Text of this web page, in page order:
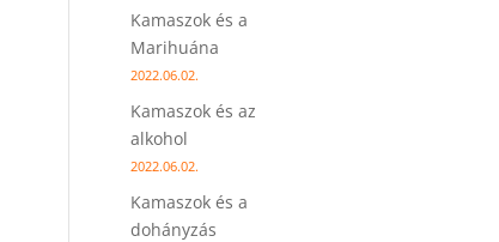
Kamaszok és a
Marihuána
2022.06.02.
Kamaszok és az
alkohol
2022.06.02.
Kamaszok és a
dohányzás